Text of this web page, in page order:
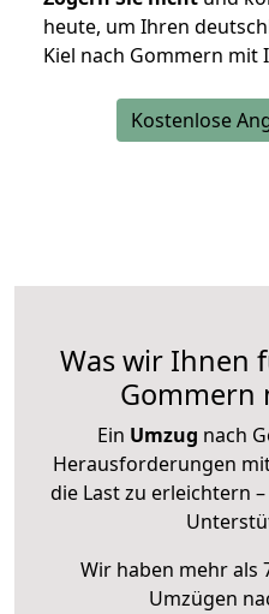
heute, um Ihren
Kiel nach Gommern mit
Kostenlose
Was wir Ihnen
Gommern
Ein Umzug nach
Herausforderungen
die Last zu erleichtern
Wir haben mehr als
Umzügen